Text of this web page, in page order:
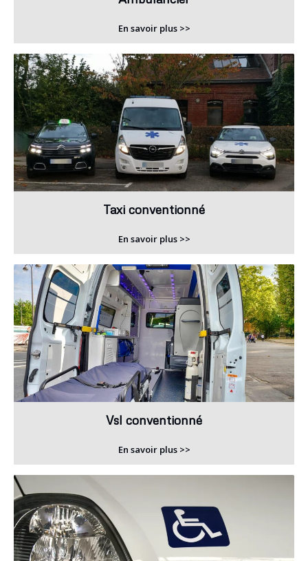
En savoir plus >>
Taxi conventionné
En savoir plus >>
Vsl conventionné
En savoir plus >>